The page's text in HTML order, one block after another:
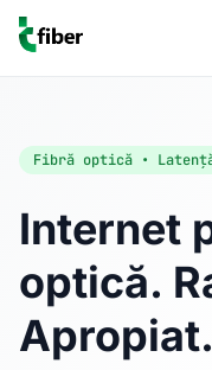
Fibră optică •
Internet
optică.
Apropiat.
Acasă
Internet
Fibră optică până la 1